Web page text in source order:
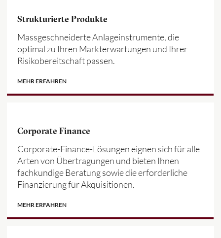
Strukturierte Produkte
Massgeschneiderte Anlageinstrumente, die
optimal zu Ihren Markterwartungen und Ihrer
Risikobereitschaft passen.
MEHR ERFAHREN
Corporate Finance
Corporate-Finance-Lösungen eignen sich für alle
Arten von Übertragungen und bieten Ihnen
fachkundige Beratung sowie die erforderliche
Finanzierung für Akquisitionen.
MEHR ERFAHREN